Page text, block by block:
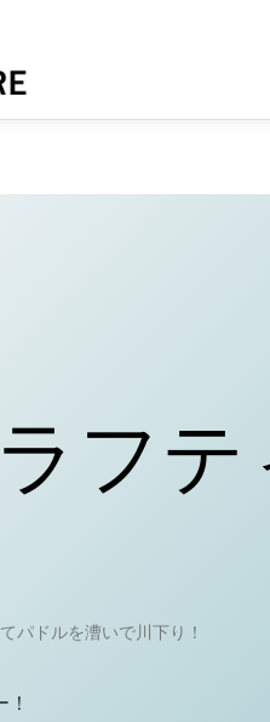
フ
パドルを漕いで川下り！